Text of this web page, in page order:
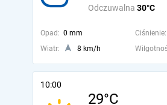
Odczuwalna 30°C
Opad: 0 mm Ciśnienie:
Wiatr:
8 km/h
10:00
29°C